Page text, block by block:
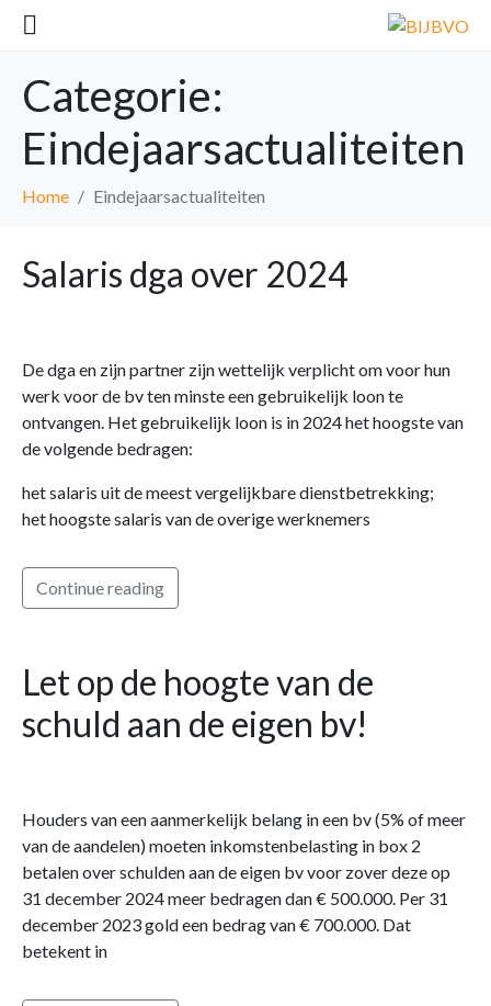
Categorie:
Eindejaarsactualiteiten
Home Eindejaarsactualiteiten
Salaris dga over 2024
De dga en zijn partner zijn wettelijk verplicht om voor hun
werk voor de bv ten minste een gebruikelijk loon te
ontvangen. Het gebruikelijk loon is in 2024 het hoogste van
de volgende bedragen:
het salaris uit de meest vergelijkbare dienstbetrekking;
het hoogste salaris van de overige werknemers
Continue reading
Let op de hoogte van de
schuld aan de eigen bv!
Houders van een aanmerkelijk belang in een bv (5% of meer
van de aandelen) moeten inkomstenbelasting in box 2
betalen over schulden aan de eigen bv voor zover deze op
31 december 2024 meer bedragen dan € 500.000. Per 31
december 2023 gold een bedrag van € 700.000. Dat
betekent in